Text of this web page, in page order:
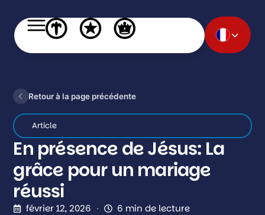
Retour à la page précédente
Article
En présence de Jésus: La
grâce pour un mariage
réussi
février 12, 2026 6 min de lecture